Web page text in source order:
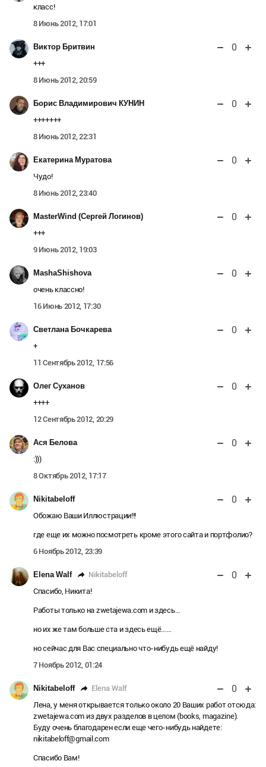
класс!
8 Июнь 2012, 17:01
Виктор Бритвин 0
+++
8 Июнь 2012, 20:59
Борис Владимирович КУНИН 0
+++++++
8 Июнь 2012, 22:31
Екатерина Муратова 0
Чудо!
8 Июнь 2012, 23:40
MasterWind (Сергей Логинов) 0
+++
9 Июнь 2012, 19:03
MashaShishova 0
очень классно!
16 Июнь 2012, 17:30
Светлана Бочкарева 0
+
11 Сентябрь 2012, 17:56
Олег Суханов 0
++++
12 Сентябрь 2012, 20:29
Ася Белова 0
:)))
8 Октябрь 2012, 17:17
Nikitabeloff 0
Обожаю Ваши Иллюстрации!!!
где еще их можно посмотреть кроме этого сайта и портфолио?
6 Ноябрь 2012, 23:39
Elena Walf Nikitabeloff 0
Спасибо, Никита!
Работы только на zwetajewa.com и здесь…
но их же там больше ста и здесь ещё……
но сейчас для Вас специально что-нибудь ещё найду!
7 Ноябрь 2012, 01:24
Nikitabeloff Elena Walf 0
Лена, у меня открывается только около 20 Ваших работ отсюда:
zwetajewa.com из двух разделов в целом (books, magazine).
Буду очень благодарен если еще чего-нибудь найдете:
nikitabeloff@gmail.com
Спасибо Вам!